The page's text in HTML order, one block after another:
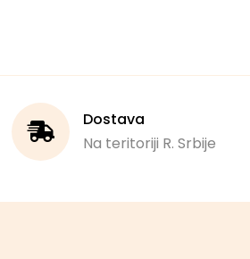
Dostava
Na teritoriji R. Srbije